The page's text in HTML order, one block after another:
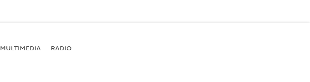
MULTIMEDIA RADIO